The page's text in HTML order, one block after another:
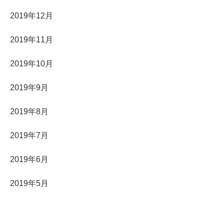
2019年12月
2019年11月
2019年10月
2019年9月
2019年8月
2019年7月
2019年6月
2019年5月